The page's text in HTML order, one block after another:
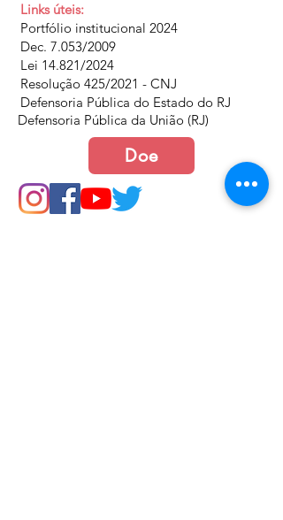
Links úteis:
Portfólio institucional 2024
Dec. 7.053/2009
Lei 14.821/2024
Resolução 425/2021 - CNJ
Defensoria Pública do Estado do RJ
Defensoria Pública da União (RJ)
Doe